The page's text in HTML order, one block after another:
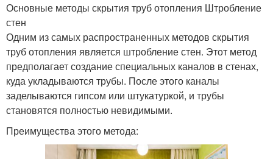
Основные методы скрытия труб отопления Штробление
стен
Одним из самых распространенных методов скрытия
труб отопления является штробление стен. Этот метод
предполагает создание специальных каналов в стенах,
куда укладываются трубы. После этого каналы
заделываются гипсом или штукатуркой, и трубы
становятся полностью невидимыми.
Преимущества этого метода: